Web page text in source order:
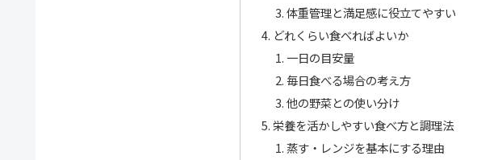
体重管理と満足感に役立てやすい
どれくらい食べればよいか
一日の目安量
毎日食べる場合の考え方
他の野菜との使い分け
栄養を活かしやすい食べ方と調理法
蒸す・レンジを基本にする理由